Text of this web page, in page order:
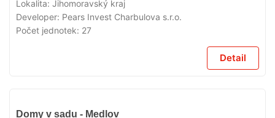
Lokalita: Jihomoravský kraj
Developer: Pears Invest Charbulova s.r.o.
Počet jednotek: 27
Detail
Domy v sadu - Medlov